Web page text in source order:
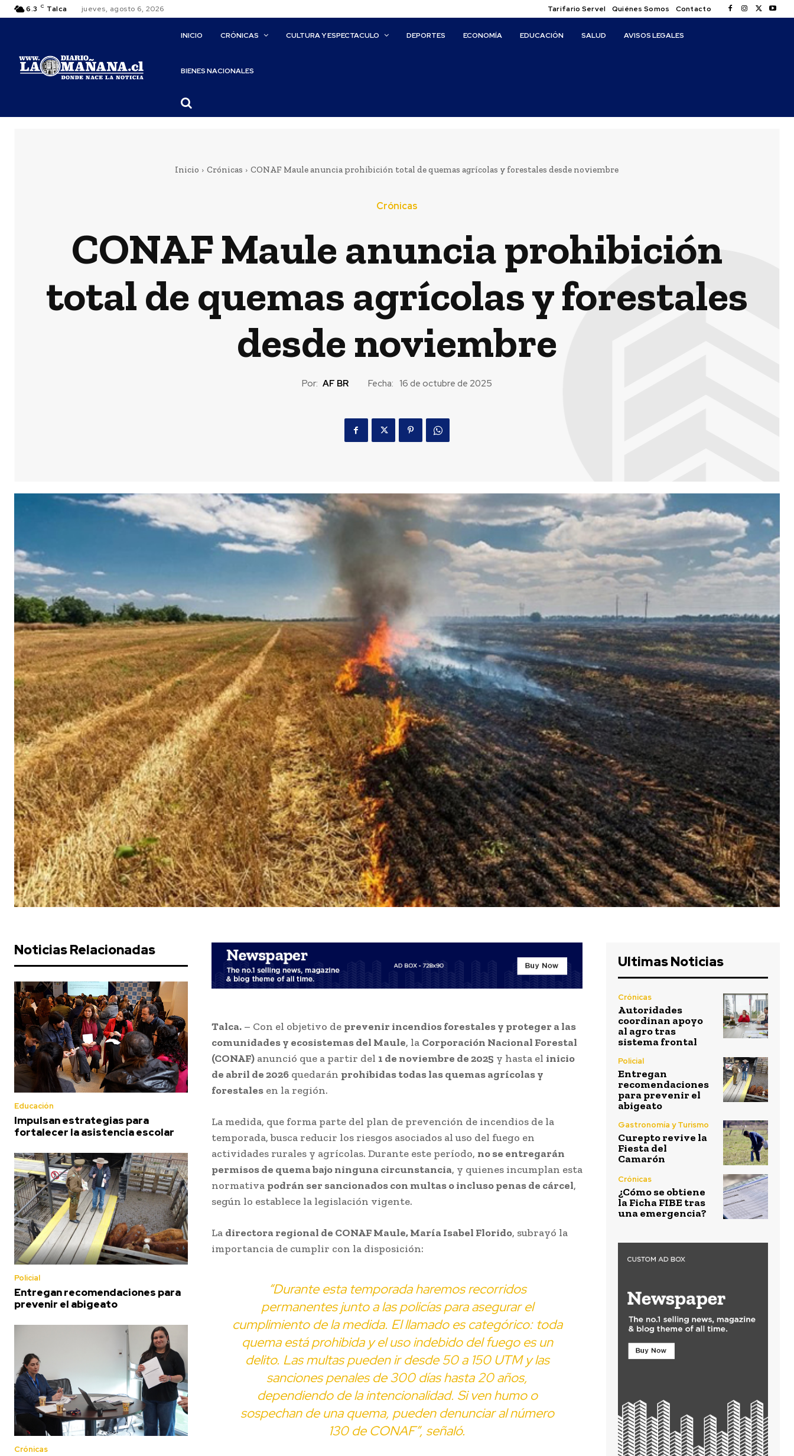
6.3 C Talca jueves, agosto 6, 2026 Tarifario Servel Quiénes Somos Contacto
INICIO CRÓNICAS CULTURA Y ESPECTACULO DEPORTES ECONOMÍA EDUCACIÓN SALUD AVISOS LEGALES
BIENES NACIONALES
Inicio Crónicas CONAF Maule anuncia prohibición total de quemas agrícolas y forestales desde noviembre
Crónicas
CONAF Maule anuncia prohibición
total de quemas agrícolas y forestales
desde noviembre
Por: AF BR Fecha: 16 de octubre de 2025
Noticias Relacionadas
Educación
Impulsan estrategias para
fortalecer la asistencia escolar
Policial
Entregan recomendaciones para
prevenir el abigeato
Crónicas
Talca. – Con el objetivo de prevenir incendios forestales y proteger a las
comunidades y ecosistemas del Maule, la Corporación Nacional Forestal
(CONAF) anunció que a partir del 1 de noviembre de 2025 y hasta el inicio
de abril de 2026 quedarán prohibidas todas las quemas agrícolas y
forestales en la región.
La medida, que forma parte del plan de prevención de incendios de la
temporada, busca reducir los riesgos asociados al uso del fuego en
actividades rurales y agrícolas. Durante este período, no se entregarán
permisos de quema bajo ninguna circunstancia, y quienes incumplan esta
normativa podrán ser sancionados con multas o incluso penas de cárcel,
según lo establece la legislación vigente.
La directora regional de CONAF Maule, María Isabel Florido, subrayó la
importancia de cumplir con la disposición:
“Durante esta temporada haremos recorridos
permanentes junto a las policías para asegurar el
cumplimiento de la medida. El llamado es categórico: toda
quema está prohibida y el uso indebido del fuego es un
delito. Las multas pueden ir desde 50 a 150 UTM y las
sanciones penales de 300 días hasta 20 años,
dependiendo de la intencionalidad. Si ven humo o
sospechan de una quema, pueden denunciar al número
130 de CONAF”, señaló.
Ultimas Noticias
Crónicas
Autoridades
coordinan apoyo
al agro tras
sistema frontal
Policial
Entregan
recomendaciones
para prevenir el
abigeato
Gastronomía y Turismo
Curepto revive la
Fiesta del
Camarón
Crónicas
¿Cómo se obtiene
la Ficha FIBE tras
una emergencia?